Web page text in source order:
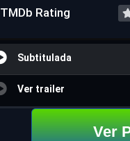
TMDb Rating
Subtitulada
Ver trailer
Ver